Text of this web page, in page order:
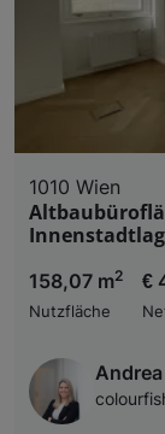
1010 Wien
158,07 m2
Nutzfläche
€